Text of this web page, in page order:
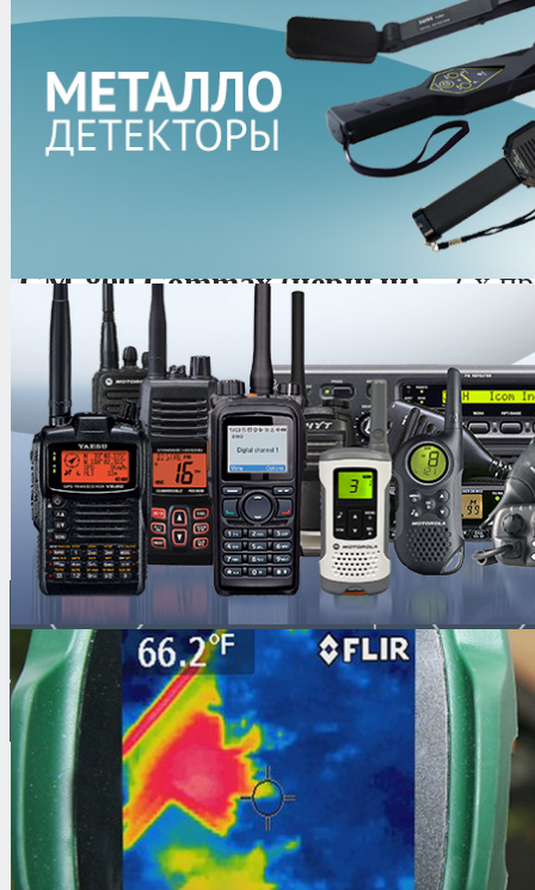
CM-800 Commax (чёрный) -2-х
станция громкой связи.
Основные особенности
Симплексная связь
8 (499) 653-76-77 | 8
security.ru